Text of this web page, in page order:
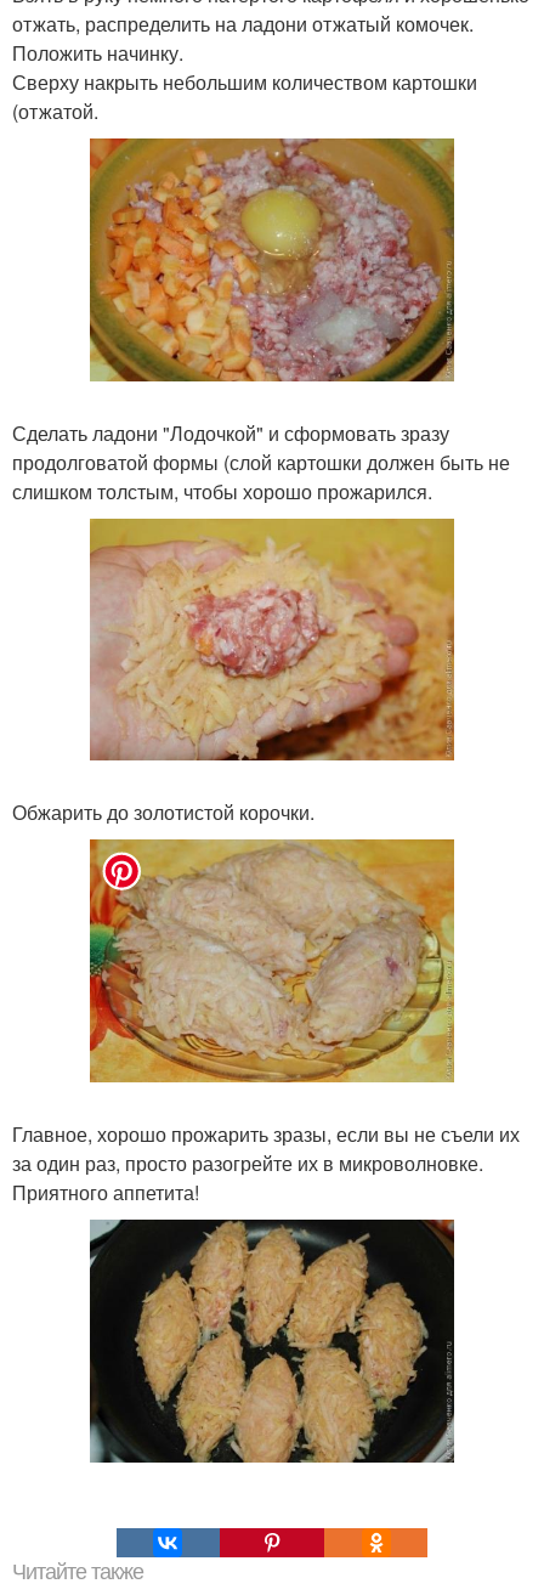
отжать, распределить на ладони отжатый комочек.
Положить начинку.
Сверху накрыть небольшим количеством картошки
(отжатой.
Сделать ладони "Лодочкой" и сформовать зразу
продолговатой формы (слой картошки должен быть не
слишком толстым, чтобы хорошо прожарился.
Обжарить до золотистой корочки.
Главное, хорошо прожарить зразы, если вы не съели их
за один раз, просто разогрейте их в микроволновке.
Приятного аппетита!
Читайте также